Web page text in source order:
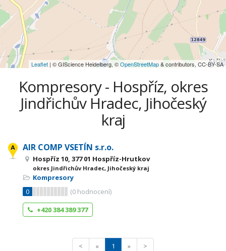
Leaflet | © GIScience Heidelberg, ©OpenStreetMap& contributors, CC-BY-SA
Kompresory - Hospříz, okres
Jindřichův Hradec, Jihočeský
kraj
AIR COMP VSETÍN s.r.o.
Hospříz 10, 377 01 Hospříz-Hrutkov
okres Jindřichův Hradec, Jihočeský kraj
Kompresory
0
(0 hodnocení)
+420 384 389 377
< « 1 » >